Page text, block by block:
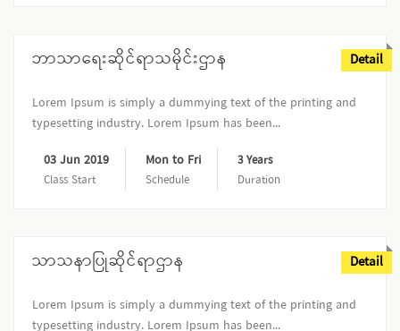
Detail
ဘာသာရေးဆိုင်ရာသမိုင်းဌာန
Lorem Ipsum is simply a dummying text of the printing and
typesetting industry. Lorem Ipsum has been...
03 Jun 2019
Class Start
Mon to Fri
Schedule
3 Years
Duration
Detail
သာသနာပြုဆိုင်ရာဌာန
Lorem Ipsum is simply a dummying text of the printing and
typesetting industry. Lorem Ipsum has been...